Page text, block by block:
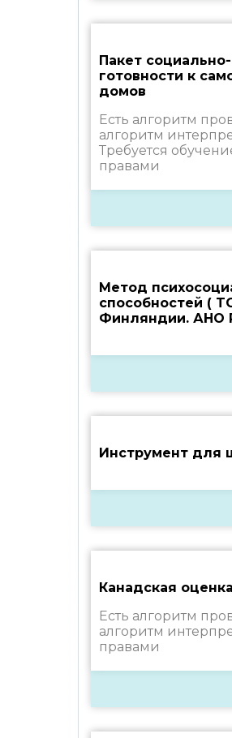
Пакет
готовности к
домов
Есть алгоритм
алгоритм
Требуется
правами
Метод
способностей (
Финляндии. АНО
Инструмент для
Канадская
Есть алгоритм
алгоритм
правами